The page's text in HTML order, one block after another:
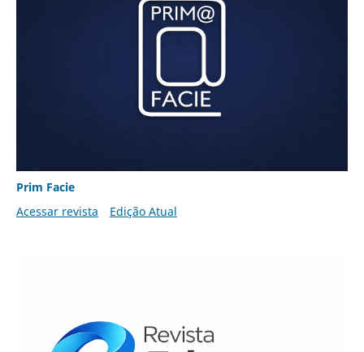
Prim Facie
Acessar revista
Edição Atual